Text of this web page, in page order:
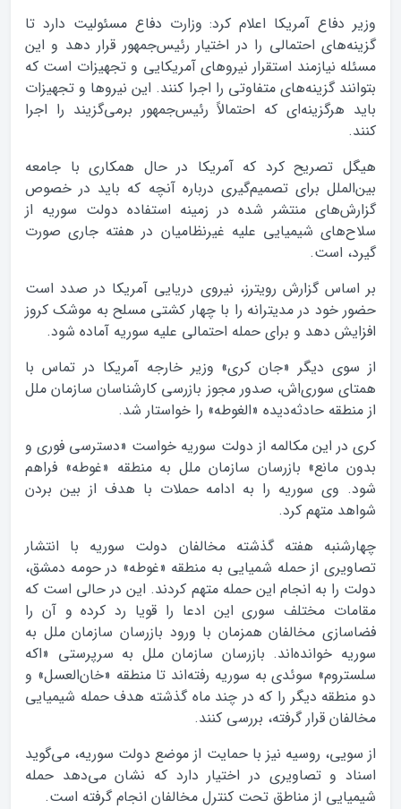
وزیر دفاع آمریکا اعلام کرد: وزارت دفاع مسئولیت دارد تا
گزینه‌های احتمالی را در اختیار رئیس‌جمهور قرار دهد و این
مسئله نیازمند استقرار نیروهای آمریکایی و تجهیزات است که
بتوانند گزینه‌های متفاوتی را اجرا کنند. این نیروها و تجهیزات
باید هرگزینه‌ای که احتمالاً رئیس‌جمهور برمی‌گزیند را اجرا
کنند.
هیگل تصریح کرد که آمریکا در حال همکاری با جامعه
بین‌الملل برای تصمیم‌گیری درباره آنچه که باید در خصوص
گزارش‌های منتشر شده در زمینه استفاده دولت سوریه از
سلاح‌های شیمیایی علیه غیرنظامیان در هفته جاری صورت
گیرد، است.
بر اساس گزارش رویترز، نیروی دریایی آمریکا در صدد است
حضور خود در مدیترانه را با چهار کشتی مسلح به موشک کروز
افزایش دهد و برای حمله احتمالی علیه سوریه آماده شود.
از سوی دیگر «جان کری» وزیر خارجه آمریکا در تماس با
همتای سوری‌اش، صدور مجوز بازرسی کارشناسان سازمان ملل
از منطقه حادثه‌دیده «الغوطه» را خواستار شد.
کری در این مکالمه از دولت سوریه خواست «دسترسی فوری و
بدون مانع» بازرسان سازمان ملل به منطقه «غوطه» فراهم
شود. وی سوریه را به ادامه حملات با هدف از بین بردن
شواهد متهم کرد.
چهارشنبه هفته گذشته مخالفان دولت سوریه با انتشار
تصاویری از حمله شمیایی به منطقه «غوطه» در حومه دمشق،
دولت را به انجام این حمله متهم کردند. این در حالی است که
مقامات مختلف سوری این ادعا را قویا رد کرده و آن را
فضاسازی مخالفان همزمان با ورود بازرسان سازمان ملل به
سوریه خوانده‌اند. بازرسان سازمان ملل به سرپرستی «اکه
سلستروم» سوئدی به سوریه رفته‌اند تا منطقه «خان‌العسل» و
دو منطقه دیگر را که در چند ماه گذشته هدف حمله شیمیایی
مخالفان قرار گرفته، بررسی کنند.
از سویی، روسیه نیز با حمایت از موضع دولت سوریه، می‌گوید
اسناد و تصاویری در اختیار دارد که نشان می‌دهد حمله
شیمیایی از مناطق تحت کنترل مخالفان انجام گرفته است.